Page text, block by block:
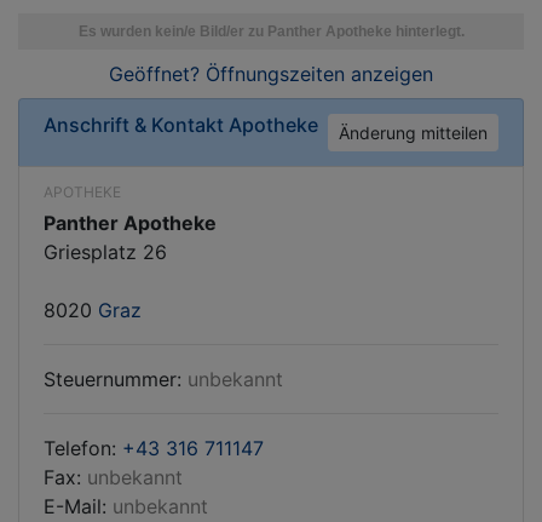
Geöffnet? Öffnungszeiten anzeigen
Anschrift & Kontakt Apotheke Änderung mitteilen
APOTHEKE
Panther Apotheke
Griesplatz 26
8020 Graz
Steuernummer: unbekannt
Telefon: +43 316 711147
Fax: unbekannt
E-Mail: unbekannt